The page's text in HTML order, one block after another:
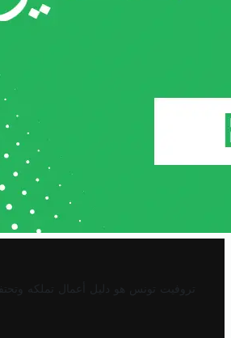
تروفيت تونس هو دليل أعمال تملكه